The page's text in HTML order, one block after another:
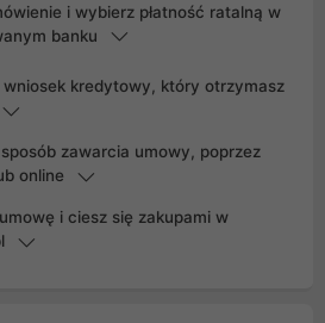
i wybierz płatność ratalną w
banku
wniosek kredytowy, który otrzymasz
zawarcia umowy, poprzez
online
i ciesz się zakupami w